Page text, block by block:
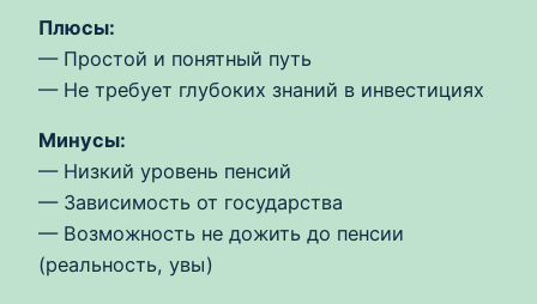
Плюсы:
— Простой и понятный путь
— Не требует глубоких знаний в инвестициях
Минусы:
— Низкий уровень пенсий
— Зависимость от государства
— Возможность не дожить до пенсии
(реальность, увы)